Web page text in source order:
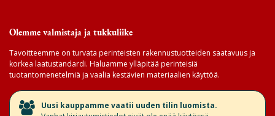
Olemme valmistaja ja tukkuliike
Tavoitteemme on turvata perinteisten rakennustuotteiden saatavuus ja
korkea laatustandardi. Haluamme ylläpitää perinteisiä
tuotantomenetelmiä ja vaalia kestävien materiaalien käyttöä.
​Uusi kauppamme vaatii uuden tilin luomista.